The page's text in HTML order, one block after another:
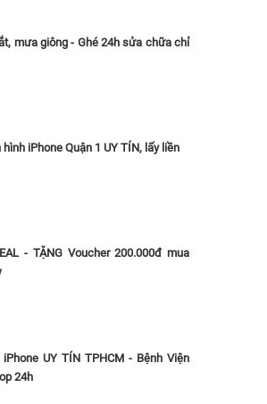
mưa giông - Ghé 24h sửa chữa chỉ
iPhone Quận 1 UY TÍN, lấy liền
- TẶNG Voucher 200.000đ mua
UY TÍN TPHCM - Bệnh Viện
24h